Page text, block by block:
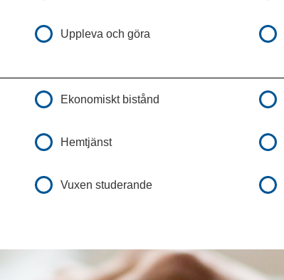
Uppleva och göra
Ekonomiskt bistånd
Hemtjänst
Vuxen studerande